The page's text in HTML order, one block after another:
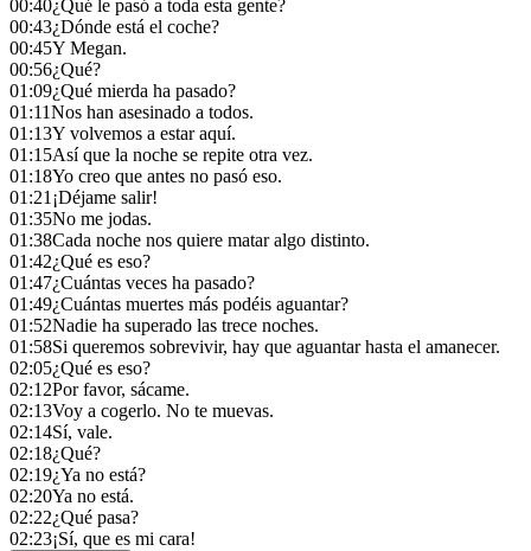
00:40¿Qué le pasó a toda esta gente?
00:43¿Dónde está el coche?
00:45Y Megan.
00:56¿Qué?
01:09¿Qué mierda ha pasado?
01:11Nos han asesinado a todos.
01:13Y volvemos a estar aquí.
01:15Así que la noche se repite otra vez.
01:18Yo creo que antes no pasó eso.
01:21¡Déjame salir!
01:35No me jodas.
01:38Cada noche nos quiere matar algo distinto.
01:42¿Qué es eso?
01:47¿Cuántas veces ha pasado?
01:49¿Cuántas muertes más podéis aguantar?
01:52Nadie ha superado las trece noches.
01:58Si queremos sobrevivir, hay que aguantar hasta el amanecer.
02:05¿Qué es eso?
02:12Por favor, sácame.
02:13Voy a cogerlo. No te muevas.
02:14Sí, vale.
02:18¿Qué?
02:19¿Ya no está?
02:20Ya no está.
02:22¿Qué pasa?
02:23¡Sí, que es mi cara!